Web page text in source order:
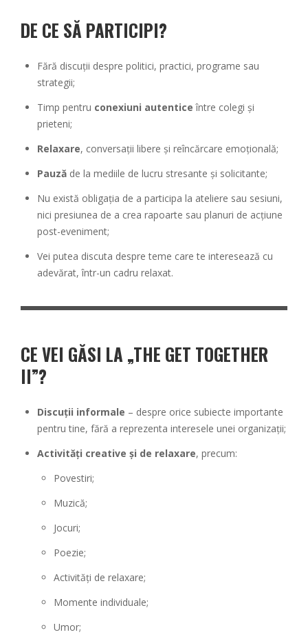
DE CE SĂ PARTICIPI?
Fără discuții despre politici, practici, programe sau
strategii;
Timp pentru conexiuni autentice între colegi și
prieteni;
Relaxare, conversații libere și reîncărcare emoțională;
Pauză de la mediile de lucru stresante și solicitante;
Nu există obligația de a participa la ateliere sau sesiuni,
nici presiunea de a crea rapoarte sau planuri de acțiune
post-eveniment;
Vei putea discuta despre teme care te interesează cu
adevărat, într-un cadru relaxat.
CE VEI GĂSI LA „THE GET TOGETHER
II”?
Discuții informale – despre orice subiecte importante
pentru tine, fără a reprezenta interesele unei organizații;
Activități creative și de relaxare, precum:
Povestiri;
Muzică;
Jocuri;
Poezie;
Activități de relaxare;
Momente individuale;
Umor;